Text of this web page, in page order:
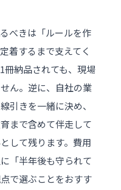
べきは「ルールを作
着するまで支えてく
冊納品されても、現場
ん。逆に、自社の業
引きを一緒に決め、
まで含めて伴走して
して残ります。費用
「半年後も守られて
で選ぶことをおすす